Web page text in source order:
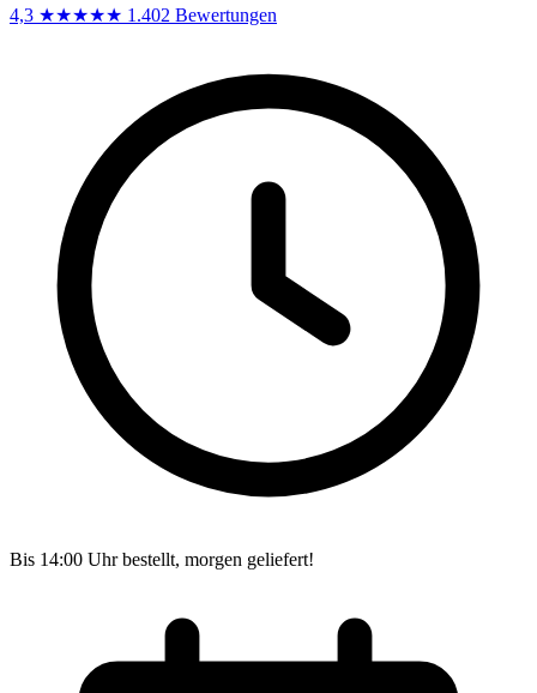
4,3 ★★★★★ 1.402 Bewertungen
Bis 14:00 Uhr bestellt, morgen geliefert!